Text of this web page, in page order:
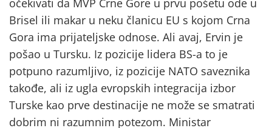
očekivati da MVP Crne Gore u prvu pośetu ode u
Brisel ili makar u neku članicu EU s kojom Crna
Gora ima prijateljske odnose. Ali avaj, Ervin je
pošao u Tursku. Iz pozicije lidera BS-a to je
potpuno razumljivo, iz pozicije NATO saveznika
takođe, ali iz ugla evropskih integracija izbor
Turske kao prve destinacije ne može se smatrati
dobrim ni razumnim potezom. Ministar